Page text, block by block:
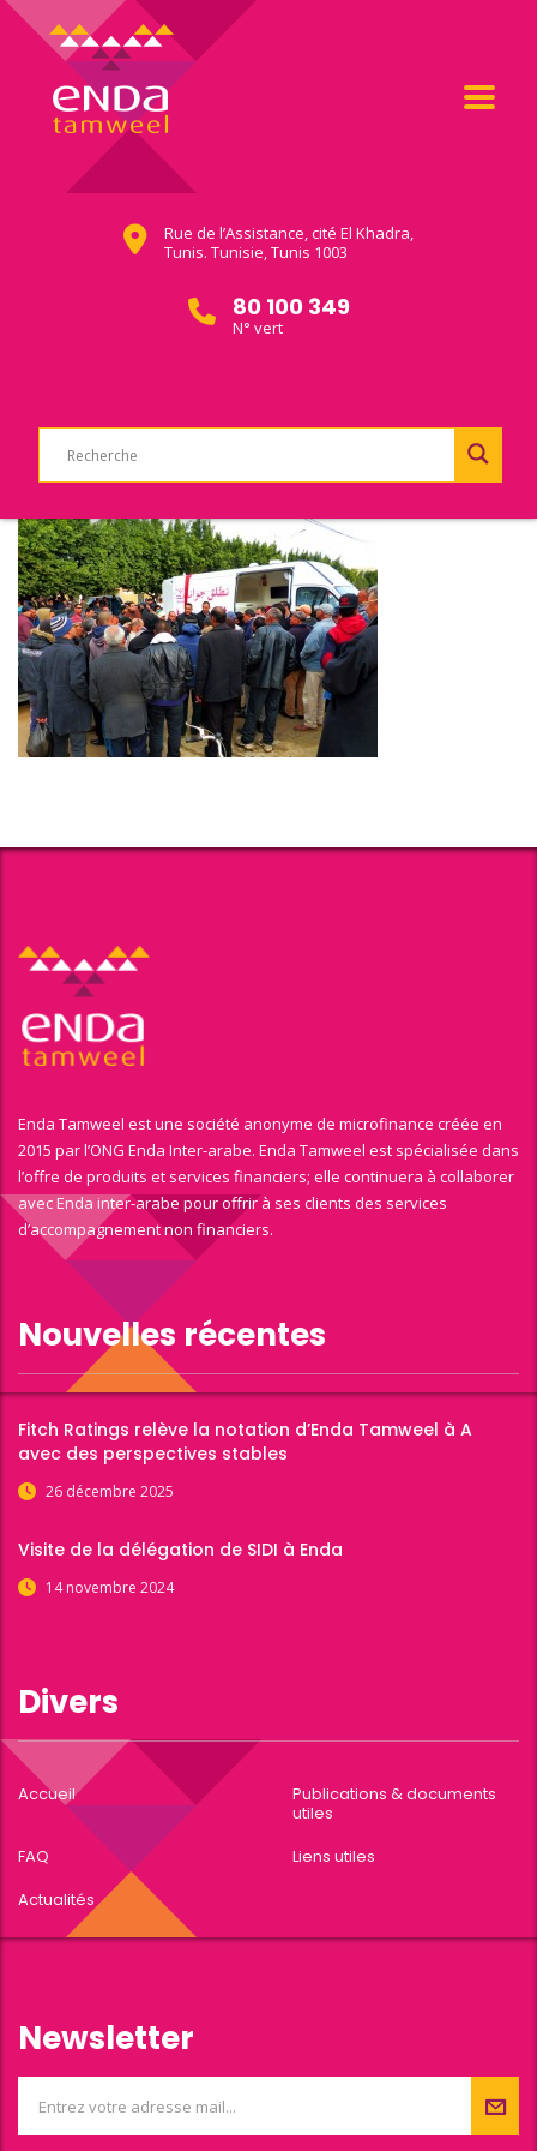
Rue de l’Assistance, cité El Khadra,
Tunis. Tunisie, Tunis 1003
80 100 349
N° vert
Enda Tamweel est une société anonyme de microfinance créée en
2015 par l’ONG Enda Inter-arabe. Enda Tamweel est spécialisée dans
l’offre de produits et services financiers; elle continuera à collaborer
avec Enda inter-arabe pour offrir à ses clients des services
d’accompagnement non financiers.
Nouvelles récentes
Fitch Ratings relève la notation d’Enda Tamweel à A
avec des perspectives stables
26 décembre 2025
Visite de la délégation de SIDI à Enda
14 novembre 2024
Divers
Accueil
Publications & documents
utiles
FAQ
Liens utiles
Actualités
Newsletter